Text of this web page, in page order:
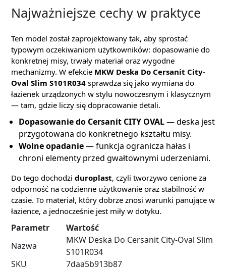
Najważniejsze cechy w praktyce
Ten model został zaprojektowany tak, aby sprostać
typowym oczekiwaniom użytkowników: dopasowanie do
konkretnej misy, trwały materiał oraz wygodne
mechanizmy. W efekcie MKW Deska Do Cersanit City-
Oval Slim S101R034 sprawdza się jako wymiana do
łazienek urządzonych w stylu nowoczesnym i klasycznym
— tam, gdzie liczy się dopracowanie detali.
Dopasowanie do Cersanit CITY OVAL— deska jest
przygotowana do konkretnego kształtu misy.
Wolne opadanie— funkcja ogranicza hałas i
chroni elementy przed gwałtownymi uderzeniami.
Do tego dochodzi duroplast, czyli tworzywo cenione za
odporność na codzienne użytkowanie oraz stabilność w
czasie. To materiał, który dobrze znosi warunki panujące w
łazience, a jednocześnie jest miły w dotyku.
Parametr
Wartość
Nazwa
MKW Deska Do Cersanit City-Oval Slim
S101R034
SKU
7daa5b913b87